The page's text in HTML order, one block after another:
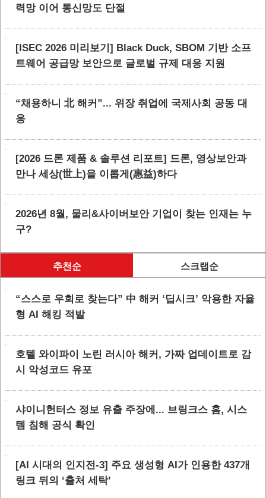
력망 이어 통신망도 단절
[ISEC 2026 미리보기] Black Duck, SBOM 기반 소프
트웨어 공급망 보안으로 글로벌 규제 대응 지원
“채용하니 北 해커”... 위장 취업에 국제사회 공동 대
응
[2026 드론 제품 & 솔루션 리포트] 드론, 영상보안과
만나 세상(世上)을 이롭게(惠益)하다
2026년 8월, 물리&사이버보안 기업이 찾는 인재는 누
구?
추천순 스크랩순
“스스로 우회로 찾는다” 中 해커 ‘딥시크’ 악용한 자율
형 AI 해킹 적발
호텔 와이파이 노린 러시아 해커, 가짜 업데이트로 감
시 악성코드 유포
샤이니헌터스 정보 유출 주장에... 브링크스 홈, 시스
템 침해 공식 확인
[AI 시대의 인지전-3] 주요 생성형 AI가 인용한 437개
링크 뒤의 ‘출처 세탁’